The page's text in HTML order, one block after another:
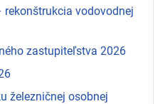
vodovodnej
zastupiteľstva 2026
železničnej osobnej